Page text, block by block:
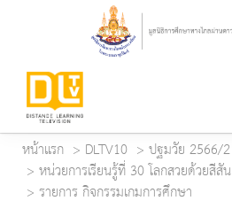
หน้าแรก DLTV10
ปฐมวัย 2566/2
หน่วยการเรียนรู้ที่ 30 โลกสวยด้วยสีสัน
รายการ กิจกรรมเกมการศึกษา